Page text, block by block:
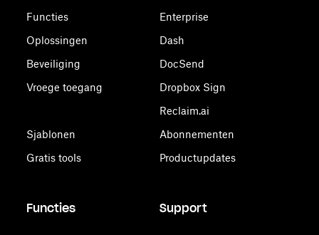
Functies
Oplossingen
Beveiliging
Vroege toegang
Sjablonen
Gratis tools
Enterprise
Dash
DocSend
Dropbox Sign
Reclaim.ai
Abonnementen
Productupdates
Functies Support